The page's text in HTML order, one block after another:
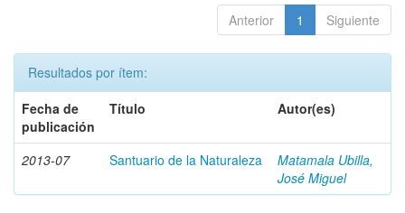
Anterior 1 Siguiente
Resultados por ítem:
Fecha de
publicación
Título Autor(es)
2013-07 Santuario de la Naturaleza
Matamala Ubilla,
José Miguel